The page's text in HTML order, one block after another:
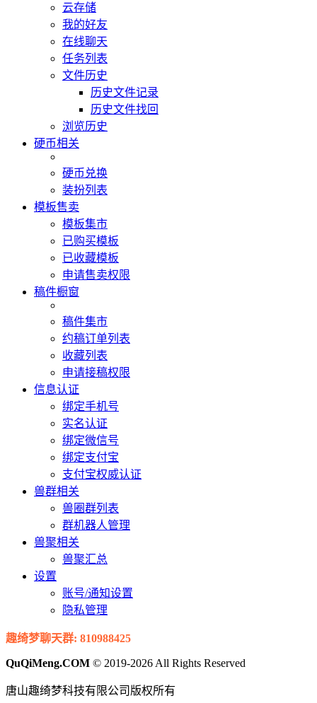
云存储
我的好友
在线聊天
任务列表
文件历史
历史文件记录
历史文件找回
浏览历史
硬币相关
硬币兑换
装扮列表
模板售卖
模板集市
已购买模板
已收藏模板
申请售卖权限
稿件橱窗
稿件集市
约稿订单列表
收藏列表
申请接稿权限
信息认证
绑定手机号
实名认证
绑定微信号
绑定支付宝
支付宝权威认证
兽群相关
兽圈群列表
群机器人管理
兽聚相关
兽聚汇总
设置
账号/通知设置
隐私管理
趣绮梦聊天群: 810988425
QuQiMeng.COM © 2019-2026 All Rights Reserved
唐山趣绮梦科技有限公司版权所有